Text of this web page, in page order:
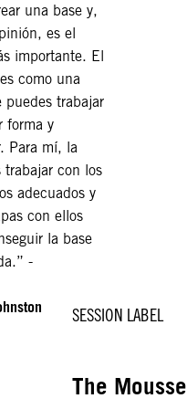
una base y,
es el
importante. El
como una
puedes trabajar
forma y
Para mí, la
trabajar con los
adecuados y
con ellos
la base
-
SESSION LABEL
The Mousse